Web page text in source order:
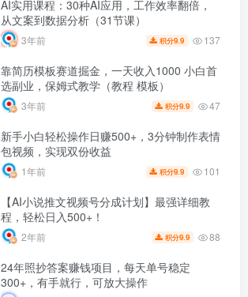
AI实用课程：30种AI应用，工作效率翻倍，
从文案到数据分析（31节课）
3年前 积分9.9 137
靠简历模板赛道掘金，一天收入1000 小白首
选副业，保姆式教学（教程 模板）
3年前 积分9.9 47
新手小白轻松操作日赚500+，3分钟制作表情
包视频，实现双份收益
1年前 积分9.9 101
【AI小说推文视频号分成计划】最强详细教
程，轻松日入500+！
2年前 积分9.9 88
24年照抄答案赚钱项目，每天单号稳定
300+，有手就行，可放大操作